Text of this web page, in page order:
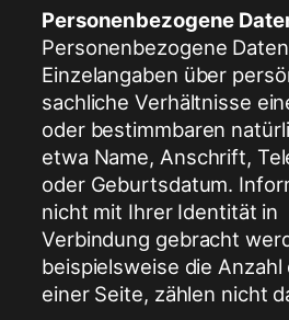
Personenbezogene
Personenbezogene
Einzelangaben über
sachliche Verhältnisse
oder bestimmbaren
etwa Name, Anschrift,
oder Geburtsdatum.
nicht mit Ihrer Identität in
Verbindung gebracht
beispielsweise die
einer Seite, zählen nicht